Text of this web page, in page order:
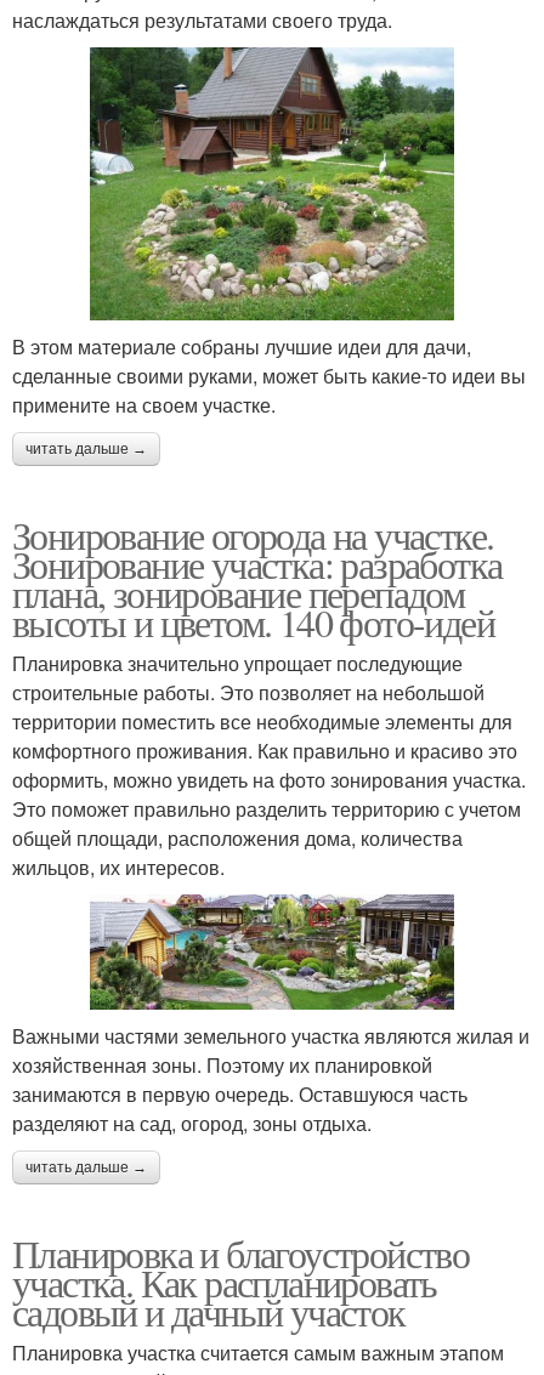
наслаждаться результатами своего труда.
В этом материале собраны лучшие идеи для дачи,
сделанные своими руками, может быть какие-то идеи вы
примените на своем участке.
читать дальше →
Зонирование огорода на участке.
Зонирование участка: разработка
плана, зонирование перепадом
высоты и цветом. 140 фото-идей
Планировка значительно упрощает последующие
строительные работы. Это позволяет на небольшой
территории поместить все необходимые элементы для
комфортного проживания. Как правильно и красиво это
оформить, можно увидеть на фото зонирования участка.
Это поможет правильно разделить территорию с учетом
общей площади, расположения дома, количества
жильцов, их интересов.
Важными частями земельного участка являются жилая и
хозяйственная зоны. Поэтому их планировкой
занимаются в первую очередь. Оставшуюся часть
разделяют на сад, огород, зоны отдыха.
читать дальше →
Планировка и благоустройство
участка. Как распланировать
садовый и дачный участок
Планировка участка считается самым важным этапом